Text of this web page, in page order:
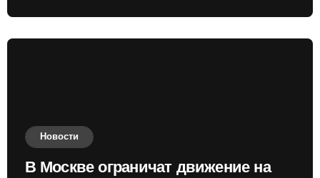
Новости
В Москве ограничат движение на